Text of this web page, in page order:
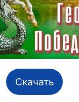
Скачать